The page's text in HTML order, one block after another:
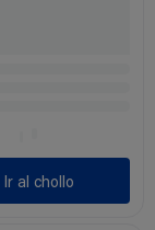
Ir al chollo